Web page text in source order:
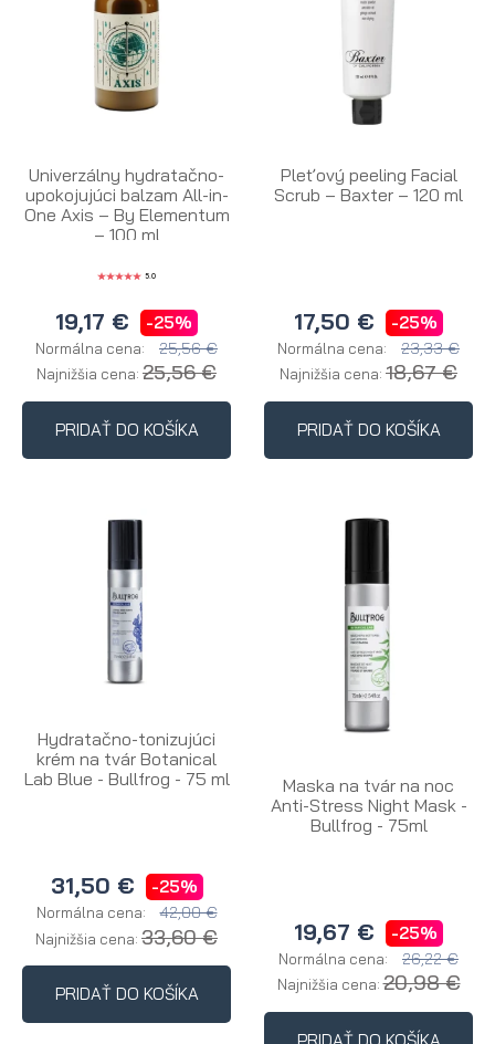
Univerzálny hydratačno-
upokojujúci balzam All-in-
One Axis – By Elementum
– 100 ml
5.0
19,17 € -25%
Normálna cena: 25,56 €
Najnižšia cena: 25,56 €
PRIDAŤ DO KOŠÍKA
Pleťový peeling Facial
Scrub – Baxter – 120 ml
17,50 € -25%
Normálna cena: 23,33 €
Najnižšia cena: 18,67 €
PRIDAŤ DO KOŠÍKA
Hydratačno-tonizujúci
krém na tvár Botanical
Lab Blue - Bullfrog - 75 ml
31,50 € -25%
Normálna cena: 42,00 €
Najnižšia cena: 33,60 €
PRIDAŤ DO KOŠÍKA
Maska na tvár na noc
Anti-Stress Night Mask -
Bullfrog - 75ml
19,67 € -25%
Normálna cena: 26,22 €
Najnižšia cena:20,98 €